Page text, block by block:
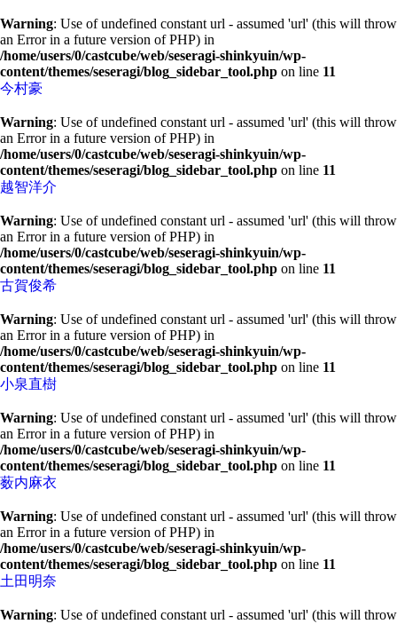
Warning: Use of undefined constant url - assumed 'url' (this will throw
an Error in a future version of PHP) in
/home/users/0/castcube/web/seseragi-shinkyuin/wp-
content/themes/seseragi/blog_sidebar_tool.php on line 11
今村豪
Warning: Use of undefined constant url - assumed 'url' (this will throw
an Error in a future version of PHP) in
/home/users/0/castcube/web/seseragi-shinkyuin/wp-
content/themes/seseragi/blog_sidebar_tool.php on line 11
越智洋介
Warning: Use of undefined constant url - assumed 'url' (this will throw
an Error in a future version of PHP) in
/home/users/0/castcube/web/seseragi-shinkyuin/wp-
content/themes/seseragi/blog_sidebar_tool.php on line 11
古賀俊希
Warning: Use of undefined constant url - assumed 'url' (this will throw
an Error in a future version of PHP) in
/home/users/0/castcube/web/seseragi-shinkyuin/wp-
content/themes/seseragi/blog_sidebar_tool.php on line 11
小泉直樹
Warning: Use of undefined constant url - assumed 'url' (this will throw
an Error in a future version of PHP) in
/home/users/0/castcube/web/seseragi-shinkyuin/wp-
content/themes/seseragi/blog_sidebar_tool.php on line 11
薮内麻衣
Warning: Use of undefined constant url - assumed 'url' (this will throw
an Error in a future version of PHP) in
/home/users/0/castcube/web/seseragi-shinkyuin/wp-
content/themes/seseragi/blog_sidebar_tool.php on line 11
土田明奈
Warning: Use of undefined constant url - assumed 'url' (this will throw